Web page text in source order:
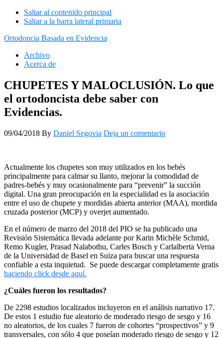
Saltar al contenido principal
Saltar a la barra lateral primaria
Ortodoncia Basada en Evidencia
Archivo
Acerca de
CHUPETES Y MALOCLUSIÓN. Lo que
el ortodoncista debe saber con
Evidencias.
09/04/2018 By Daniel Segovia Deja un comentario
Actualmente los chupetes son muy utilizados en los bebés
principalmente para calmar su llanto, mejorar la comodidad de
padres-bebés y muy ocasionalmente para “prevenir” la succión
digital. Una gran preocupación en la especialidad es la asociación
entre el uso de chupete y mordidas abierta anterior (MAA), mordida
cruzada posterior (MCP) y overjet aumentado.
En el número de marzo del 2018 del PIO se ha publicado una
Revisión Sistemática llevada adelante porKarin Michèle Schmid,
Remo Kugler, Prasad Nalabothu, Carles Bosch y Carlalberta Verna
de la Universidad de Basel en Suiza para buscar una respuesta
confiable a esta inquietud. Se puede descargar completamente gratis
haciendo click desde aquí.
¿Cuáles fueron los resultados?
De 2298 estudios localizados incluyeron en el análisis narrativo 17.
De estos 1 estudio fue aleatorio de moderado riesgo de sesgo y 16
no aleatorios, de los cuales 7 fueron de cohortes “prospectivos” y 9
transversales, con sólo 4 que poseían moderado riesgo de sesgo y 12